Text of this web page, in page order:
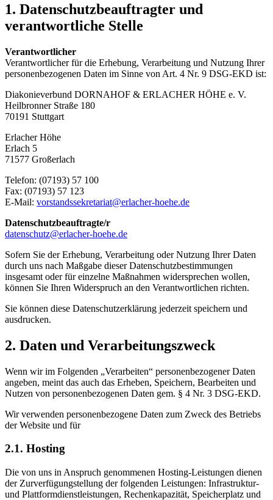
1. Datenschutzbeauftragter und
verantwortliche Stelle
Verantwortlicher
Verantwortlicher für die Erhebung, Verarbeitung und Nutzung Ihrer
personenbezogenen Daten im Sinne von Art. 4 Nr. 9 DSG-EKD ist:
Diakonieverbund DORNAHOF & ERLACHER HÖHE e. V.
Heilbronner Straße 180
70191 Stuttgart
Erlacher Höhe
Erlach 5
71577 Großerlach
Telefon: (07193) 57 100
Fax: (07193) 57 123
E-Mail: vorstandssekretariat@erlacher-hoehe.de
Datenschutzbeauftragte/r
datenschutz@erlacher-hoehe.de
Sofern Sie der Erhebung, Verarbeitung oder Nutzung Ihrer Daten
durch uns nach Maßgabe dieser Datenschutzbestimmungen
insgesamt oder für einzelne Maßnahmen widersprechen wollen,
können Sie Ihren Widerspruch an den Verantwortlichen richten.
Sie können diese Datenschutzerklärung jederzeit speichern und
ausdrucken.
2. Daten und Verarbeitungszweck
Wenn wir im Folgenden „Verarbeiten“ personenbezogener Daten
angeben, meint das auch das Erheben, Speichern, Bearbeiten und
Nutzen von personenbezogenen Daten gem. § 4 Nr. 3 DSG-EKD.
Wir verwenden personenbezogene Daten zum Zweck des Betriebs
der Website und für
2.1. Hosting
Die von uns in Anspruch genommenen Hosting-Leistungen dienen
der Zurverfügungstellung der folgenden Leistungen: Infrastruktur-
und Plattformdienstleistungen, Rechenkapazität, Speicherplatz und